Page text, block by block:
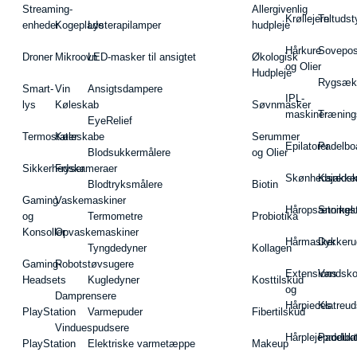
Streaming-
enheder
Droner
Smart-
lys
Termostater
Sikkerhedskameraer
Gaming
og
Konsoller
Gaming-
Headsets
PlayStation
PlayStation
Kogeplade
Mikroovn
Vin
Køleskab
Køleskabe
Fryser
Vaskemaskiner
Opvaskemaskiner
Robotstøvsugere
Damprensere
Vinduespudsere
Lysterapilamper
LED-masker til ansigtet
Ansigtsdampere
EyeRelief
Blodsukkermålere
Blodtryksmålere
Termometre
Tyngdedyner
Kugledyner
Varmepuder
Elektriske varmetæppe
Allergivenlig
hudpleje
Økologisk
Hudpleje
Søvnmasker
Serummer
og Olier
Biotin
Probiotika
Kollagen
Kosttilskud
Fibertilskud
Makeup
Krøllejern
Hårkure
og Olier
IPL-
maskiner
Epilatorer
Hårmasker
Extensions
og
Hårpieces
Vandsko